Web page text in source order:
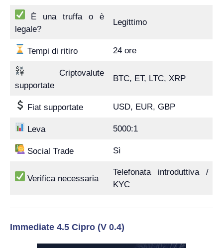
È una truffa o è
legale?
Legittimo
Tempi di ritiro 24 ore
supportate
BTC, ET, LTC, XRP
Fiat supportate USD, EUR, GBP
Leva 5000:1
Social Trade Sì
Verifica necessaria
Telefonata introduttiva /
KYC
Immediate 4.5 Cipro (V 0.4)